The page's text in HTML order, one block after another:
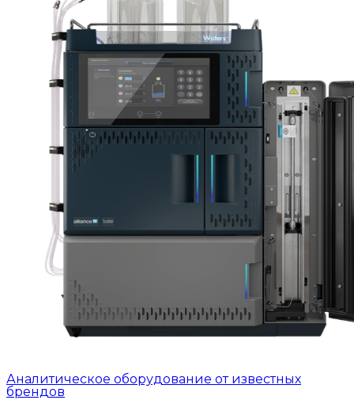
Аналитическое оборудование от известных
брендов